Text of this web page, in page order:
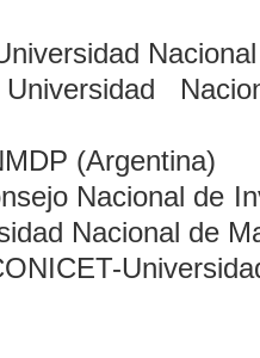
(Argentina)
Nacional de
Nacional de